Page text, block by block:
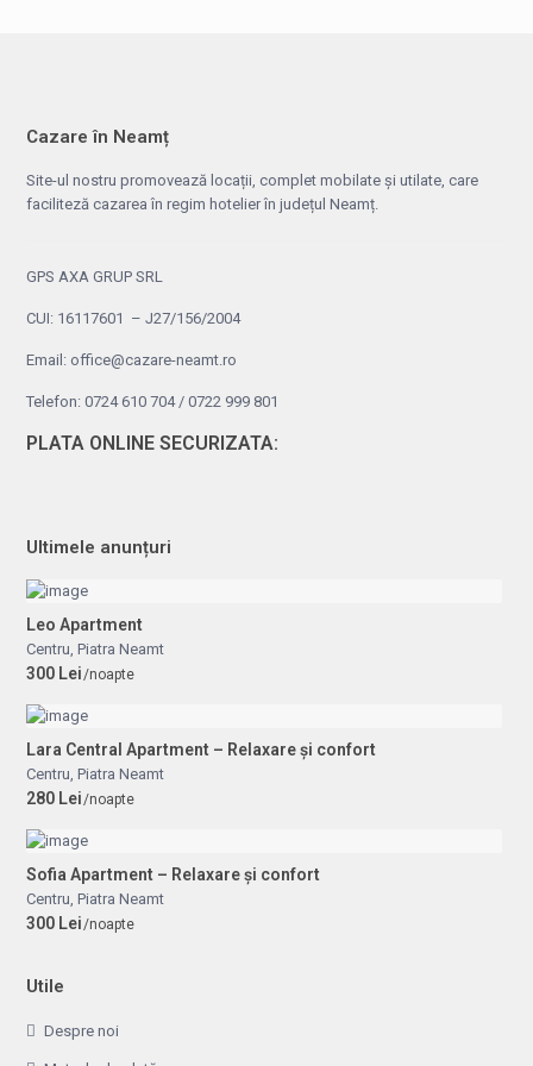
Cazare în Neamț
Site-ul nostru promovează locații, complet mobilate și utilate, care
faciliteză cazarea în regim hotelier în județul Neamț.
GPS AXA GRUP SRL
CUI: 16117601 – J27/156/2004
Email: office@cazare-neamt.ro
Telefon: 0724 610 704 / 0722 999 801
PLATA ONLINE SECURIZATA:
Ultimele anunțuri
Leo Apartment
Centru, Piatra Neamt
300 Lei/noapte
Lara Central Apartment – Relaxare și confort
Centru, Piatra Neamt
280 Lei/noapte
Sofia Apartment – Relaxare și confort
Centru, Piatra Neamt
300 Lei/noapte
Utile
Despre noi